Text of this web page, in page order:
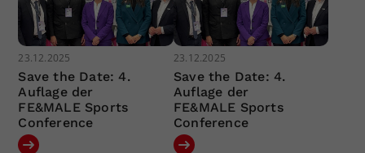
23.12.2025
Save the Date: 4.
Auflage der
FE&MALE Sports
Conference
23.12.2025
Save the Date: 4.
Auflage der
FE&MALE Sports
Conference